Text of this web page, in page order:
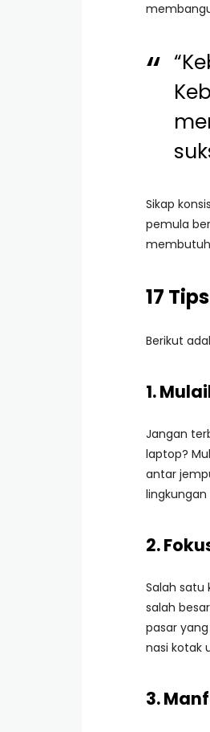
Sikap
pemula
17
Berikut
1.
Jangan
laptop?
antar
2.
Salah satu
salah
pasar
nasi kotak
3.